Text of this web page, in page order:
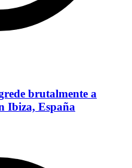
brutalmente a
Ibiza, España